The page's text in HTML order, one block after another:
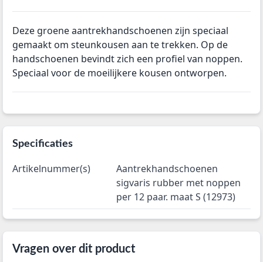
Deze groene aantrekhandschoenen zijn speciaal
gemaakt om steunkousen aan te trekken. Op de
handschoenen bevindt zich een profiel van noppen.
Speciaal voor de moeilijkere kousen ontworpen.
Specificaties
Artikelnummer(s)
Aantrekhandschoenen
sigvaris rubber met noppen
per 12 paar. maat S (12973)
Vragen over dit product